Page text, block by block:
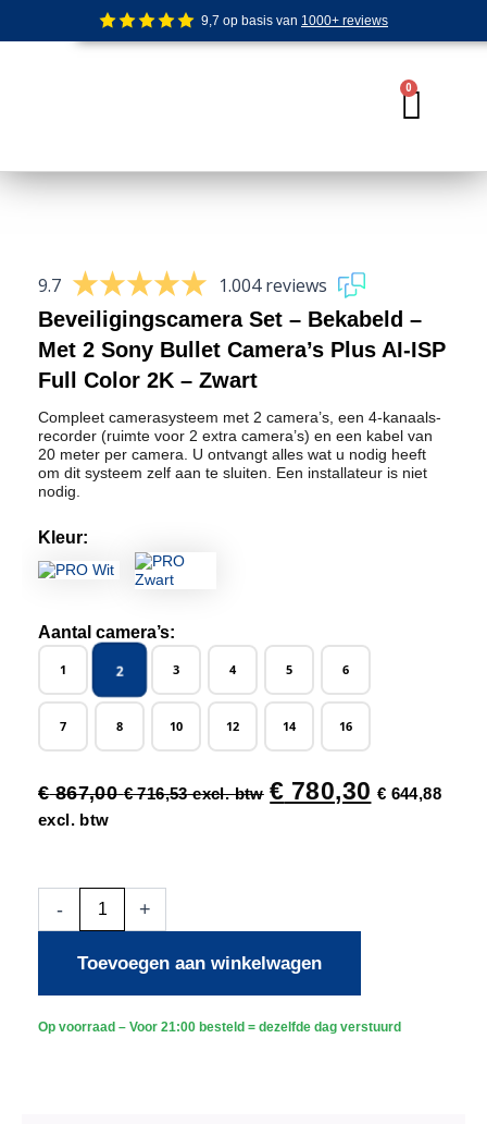
de
9,7 op basis van 1000+ reviews
0
9.7
1.004 reviews
Beveiligingscamera Set – Bekabeld –
Met 2 Sony Bullet Camera’s Plus AI-ISP
Full Color 2K – Zwart
Compleet camerasysteem met 2 camera’s, een 4-kanaals-
recorder (ruimte voor 2 extra camera’s) en een kabel van
20 meter per camera. U ontvangt alles wat u nodig heeft
om dit systeem zelf aan te sluiten. Een installateur is niet
nodig.
Kleur:
Aantal camera’s:
1 2 3 4 5 6
7 8 10 12 14 16
€867,00 €716,53excl. btw € 780,30 € 644,88
excl. btw
-
Beveiligingscamera
Bekabeld
2
+
Toevoegen aan winkelwagen
Op voorraad – Voor 21:00 besteld = dezelfde dag verstuurd